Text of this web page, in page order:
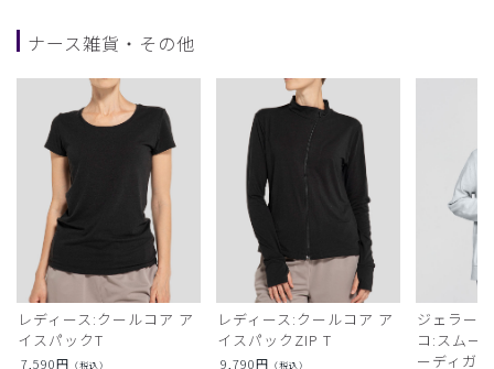
ナース雑貨・その他
レディース:クールコア ア
イスパックT
7,590円 （税込）
レディース:クールコア ア
イスパックZIP T
9,790円 （税込）
ジェラー
コ:スムー
ーディガン